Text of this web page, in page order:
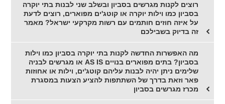
רוצים לקנות מגרשים בסביון ובשלב שני לבנות בתי יוקרה
בסביון כמו וילות יוקרה או קוטג'ים מפוארים, רוצים לדעת
על איזה חוזים חותמים עם רשות מקרקעי ישראל? מאמר
זה בדיוק בשבילכם
מה האפשרות החדשה לקנות בתי יוקרה בסביון כמו וילות
בסביון? בתים מפוארים בנויים AS IS או מגרשים לבניה
שלימים ניתן יהיה לבנות עליהם קוטג'ים, וילות או אחוזות
פאר וזאת בדרך של השתתפות להציע הצעות במסגרת
מכרז מגרשים בסביון